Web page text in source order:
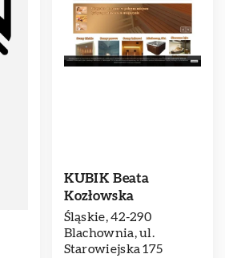
KUBIK Beata
Kozłowska
Śląskie, 42-290
Blachownia, ul.
Starowiejska 175